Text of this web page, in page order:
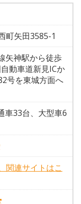
町矢田3585-1
矢神駅から徒歩
動車道新見ICか
号を東城方面へ
車33台、大型車6
関連サイトはこ